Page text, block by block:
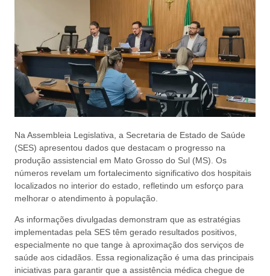
Na Assembleia Legislativa, a Secretaria de Estado de Saúde
(SES) apresentou dados que destacam o progresso na
produção assistencial em Mato Grosso do Sul (MS). Os
números revelam um fortalecimento significativo dos hospitais
localizados no interior do estado, refletindo um esforço para
melhorar o atendimento à população.
As informações divulgadas demonstram que as estratégias
implementadas pela SES têm gerado resultados positivos,
especialmente no que tange à aproximação dos serviços de
saúde aos cidadãos. Essa regionalização é uma das principais
iniciativas para garantir que a assistência médica chegue de